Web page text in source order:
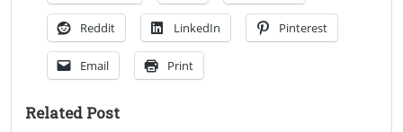
Reddit LinkedIn Pinterest
Email Print
Related Post